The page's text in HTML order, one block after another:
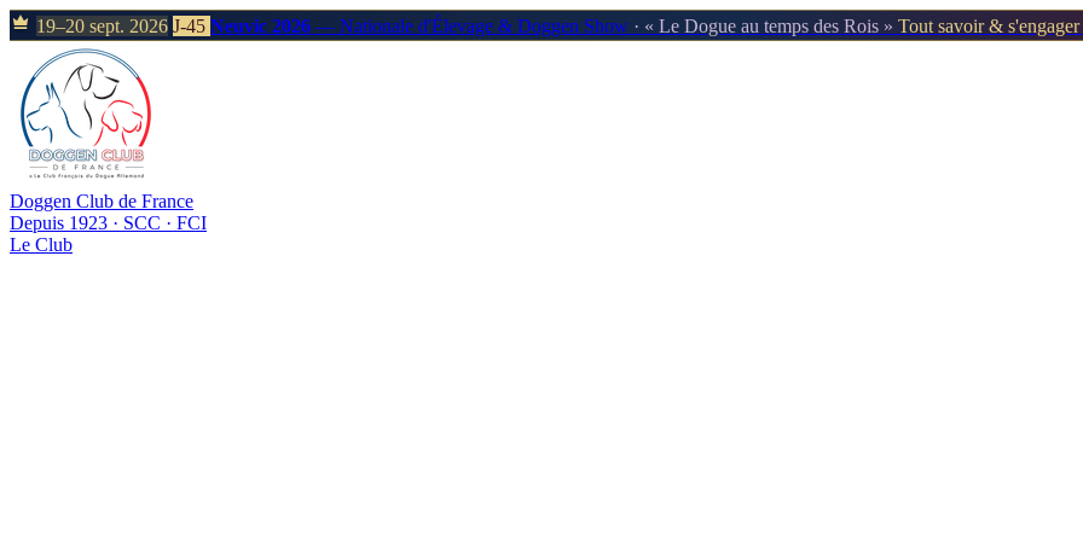
19–20 sept. 2026 J-45 Neuvic 2026 — Nationale d'Élevage & Doggen Show · « Le Dogue au temps des Rois » Tout savoir &
Doggen Club de France
Depuis 1923 · SCC · FCI
Le Club